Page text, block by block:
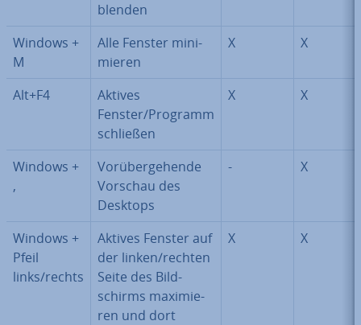
blen­den
Windows +
M
Alle Fenster mi­ni­
mie­ren
X X
Alt+F4
Aktives
Fenster/Programm
schließen
X X
Windows +
,
Vor­über­ge­hen­de
Vorschau des
Desktops
- X
Windows +
Pfeil
links/rechts
Aktives Fenster auf
der linken/rechten
Seite des Bild­
schirms ma­xi­mie­
ren und dort
X X